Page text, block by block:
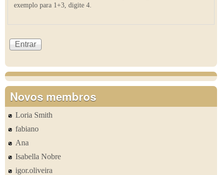
exemplo para 1+3, digite 4.
Novos membros
Loria Smith
fabiano
Ana
Isabella Nobre
igor.oliveira